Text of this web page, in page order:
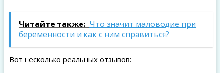
Читайте также: Что значит маловодие при
беременности и как с ним справиться?
Вот несколько реальных отзывов: